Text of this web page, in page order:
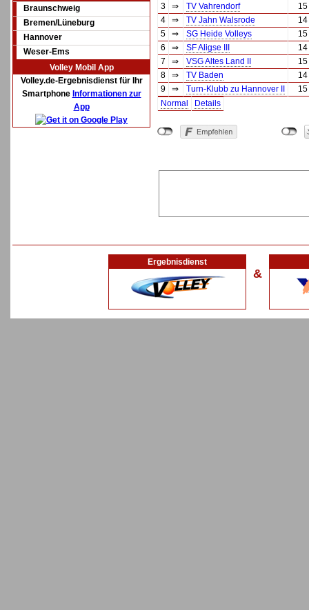
Braunschweig
Bremen/Lüneburg
Hannover
Weser-Ems
Volley Mobil App
Volley.de-Ergebnisdienst für Ihr
Smartphone Informationen zur
App
3
⇒ TV Vahrendorf
15
4
⇒ TV Jahn Walsrode
14
5
⇒ SG Heide Volleys
15
6
⇒ SF Aligse III
14
7
⇒ VSG Altes Land II
15
8
⇒ TV Baden
14
9
⇒ Turn-Klubb zu Hannover II
15
Normal
Details
Ergebnisdienst
&